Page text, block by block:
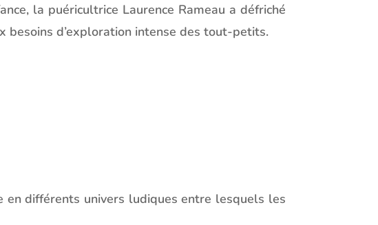
la puéricultrice Laurence Rameau a défriché
besoins d’exploration intense des tout-petits.
en différents univers ludiques entre lesquels les